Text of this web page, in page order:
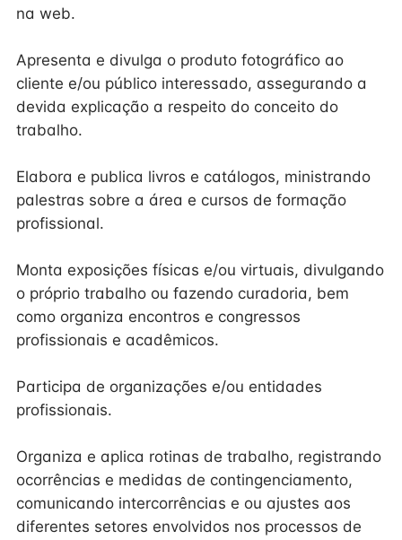
na web.
Apresenta e divulga o produto fotográfico ao
cliente e/ou público interessado, assegurando a
devida explicação a respeito do conceito do
trabalho.
Elabora e publica livros e catálogos, ministrando
palestras sobre a área e cursos de formação
profissional.
Monta exposições físicas e/ou virtuais, divulgando
o próprio trabalho ou fazendo curadoria, bem
como organiza encontros e congressos
profissionais e acadêmicos.
Participa de organizações e/ou entidades
profissionais.
Organiza e aplica rotinas de trabalho, registrando
ocorrências e medidas de contingenciamento,
comunicando intercorrências e ou ajustes aos
diferentes setores envolvidos nos processos de